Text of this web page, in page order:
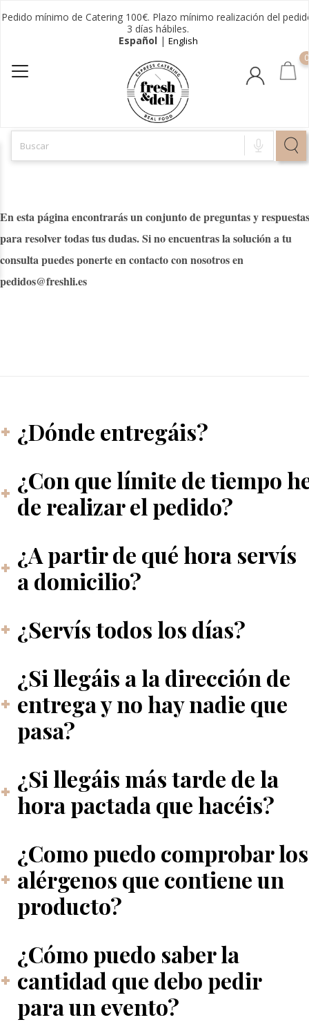
Pedido mínimo de Catering 100€. Plazo mínimo realización del
3 días hábiles.
Español| English
0
En esta página encontrarás un conjunto de preguntas y respuestas
para resolver todas tus dudas. Si no encuentras la solución a tu
consulta puedes ponerte en contacto con nosotros en
pedidos@freshli.es
¿Dónde entregáis?
¿Con que límite de tiempo
de realizar el pedido?
¿A partir de qué hora servís
a domicilio?
¿Servís todos los días?
¿Si llegáis a la dirección de
entrega y no hay nadie que
pasa?
¿Si llegáis más tarde de la
hora pactada que hacéis?
¿Como puedo comprobar los
alérgenos que contiene un
producto?
¿Cómo puedo saber la
cantidad que debo pedir
para un evento?